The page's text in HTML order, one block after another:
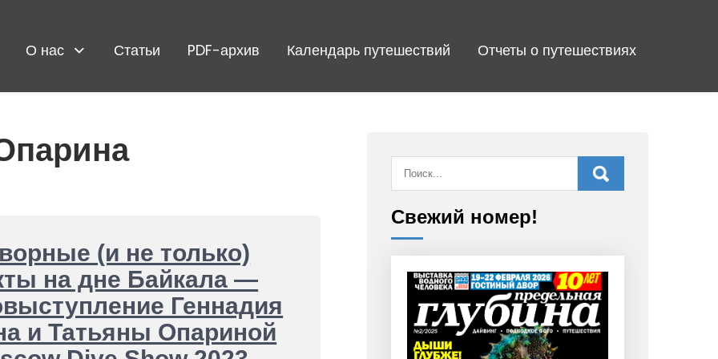
О нас Статьи PDF-архив Календарь путешествий Отчеты о путешествиях
(и не только)
на дне Байкала —
Геннадия
и Татьяны Опариной
Свежий номер!